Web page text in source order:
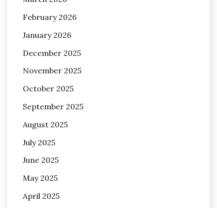
February 2026
January 2026
December 2025
November 2025
October 2025
September 2025
August 2025
July 2025
June 2025
May 2025
April 2025